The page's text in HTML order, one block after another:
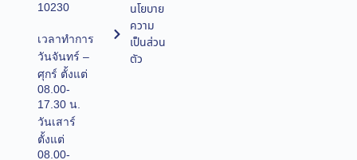
10230
เวลาทำการ
วันจันทร์ –
ศุกร์ ตั้งแต่
08.00-
17.30 น.
วันเสาร์
ตั้งแต่
08.00-
นโยบาย
ความ
เป็นส่วน
ตัว